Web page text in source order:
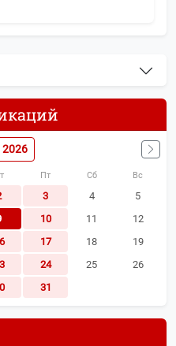
Пт Сб Вс
3 4
5
10 11
12
17 18
19
24 25
26
31